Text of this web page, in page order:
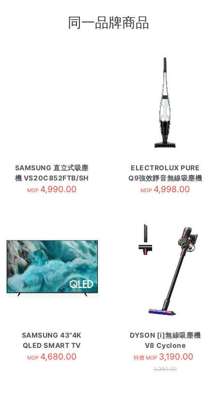
同一品牌商品
SAMSUNG 直立式吸塵
機 VS20C852FTB/SH
MOP 4,990.00
ELECTROLUX PURE
Q9強效靜音無線吸塵機
PQ91-3BW/珍珠白
MOP 4,998.00
SAMSUNG 43"4K
QLED SMART TV
QA43Q7FAAJXZK
MOP 4,680.00
DYSON [i]無線吸塵機
V8 Cyclone
特價 MOP 3,190.00
3,390.00